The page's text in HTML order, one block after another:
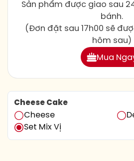
Sản phẩm được giao sau
bánh.
(Đơn đặt sau 17h00 sẽ
hôm sau)
Mua
Cheese Cake
Cheese
Set Mix Vị